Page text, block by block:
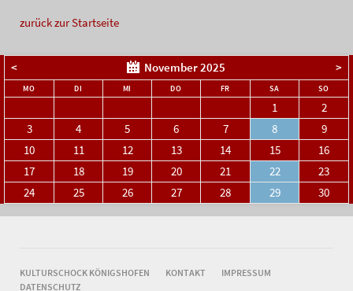
zurück zur Startseite
< November 2025 >
MONTAG DI MI DONNERSTAGFR SAMSTAG SO
1
2
3
4 5 6 7 8
9
10
11 12 13 14 15
16
17
18 19 20 21 22
23
24
25 26 27 28 29 30
NAVIGATION
ÜBERSPRINGEN
KULTURSCHOCK KÖNIGSHOFEN KONTAKT
IMPRESSUM
DATENSCHUTZ